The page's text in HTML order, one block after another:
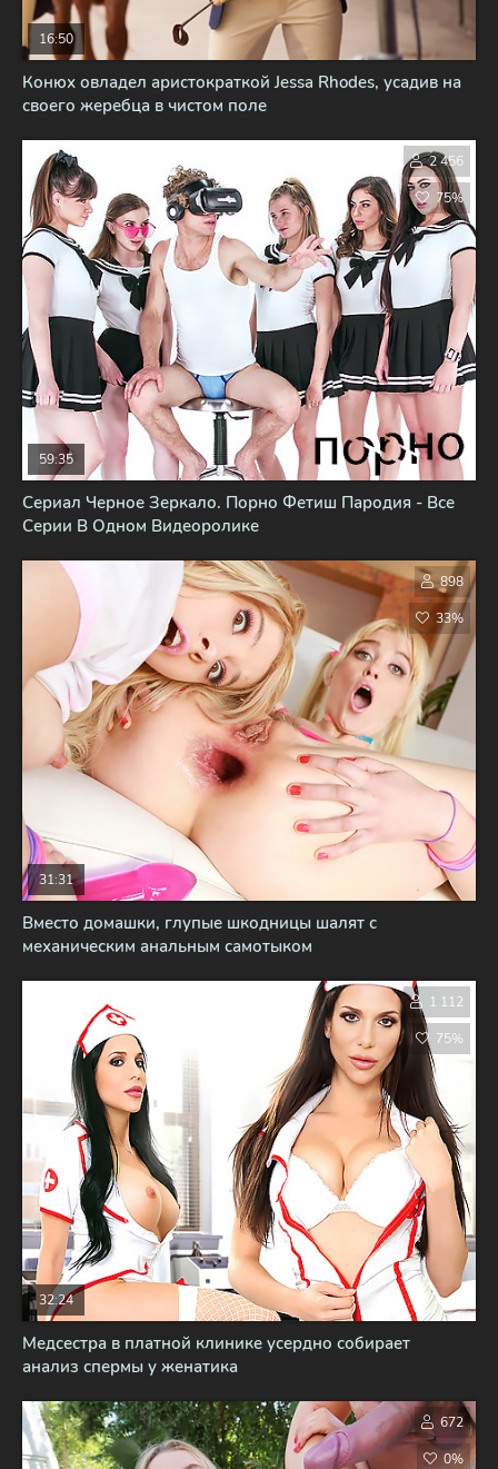
Конюх овладел аристократкой Jessa Rhodes, усадив на
своего жеребца в чистом поле
16:50
Сериал Черное Зеркало. Порно Фетиш Пародия - Все
Серии В Одном Видеоролике
59:35
2 456
75%
Вместо домашки, глупые шкодницы шалят с
механическим анальным самотыком
31:31
898
33%
Медсестра в платной клинике усердно собирает
анализ спермы у женатика
32:24
1 112
75%
672
0%